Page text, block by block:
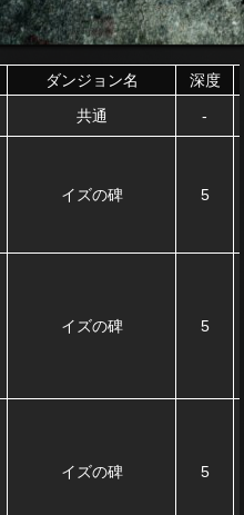
ダンジョン名
深度
共通 -
イズの碑 5
イズの碑 5
イズの碑 5